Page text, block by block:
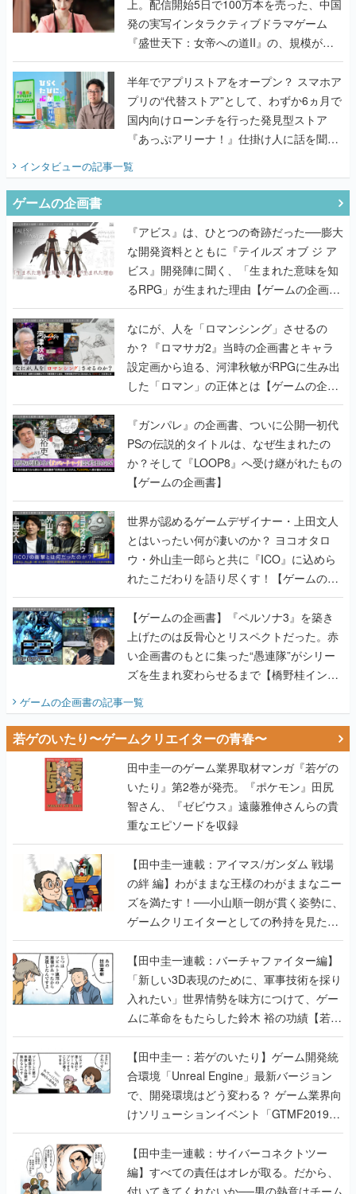
上。配信開始5日で100万本を売った、中国
発の実写インタラクティブドラマゲーム
『盛世天下：女帝への道II』の、規模が違
うこだわりをプロデューサーに聞いた
半年でアプリストアをオープン？ スマホア
プリの“代替ストア”として、わずか6ヵ月で
国内向けローンチを行った発見型ストア
『あっぷアリーナ！』仕掛け人に話を聞い
インタビューの記事一覧
ゲームの企画書
『アビス』は、ひとつの奇跡だった──膨大
な開発資料とともに『テイルズ オブ ジ ア
ビス』開発陣に聞く、「生まれた意味を知
るRPG」が生まれた理由【ゲームの企画
書】
なにが、人を「ロマンシング」させるの
か？『ロマサガ2』当時の企画書とキャラ
設定画から迫る、河津秋敏がRPGに生み出
した「ロマン」の正体とは【ゲームの企画
書】
『ガンパレ』の企画書、ついに公開━初代
PSの伝説的タイトルは、なぜ生まれたの
か？そして『LOOP8』へ受け継がれたもの
【ゲームの企画書】
世界が認めるゲームデザイナー・上田文人
とはいったい何が凄いのか？ ヨコオタロ
ウ・外山圭一郎らと共に『ICO』に込めら
れたこだわりを語り尽くす！【ゲームの企
画書】
【ゲームの企画書】『ペルソナ3』を築き
上げたのは反骨心とリスペクトだった。赤
い企画書のもとに集った“愚連隊”がシリー
ズを生まれ変わらせるまで【橋野桂インタ
ゲームの企画書の記事一覧
若ゲのいたり〜ゲームクリエイターの青春〜
田中圭一のゲーム業界取材マンガ『若ゲの
いたり』第2巻が発売。『ポケモン』田尻
智さん、『ゼビウス』遠藤雅伸さんらの貴
重なエピソードを収録
【田中圭一連載：アイマス/ガンダム 戦場
の絆 編】わがままな王様のわがままなニー
ズを満たす！──小山順一朗が貫く姿勢に、
ゲームクリエイターとしての矜持を見た
【若ゲのいたり最終回】
【田中圭一連載：バーチャファイター編】
「新しい3D表現のために、軍事技術を採り
入れたい」世界情勢を味方につけて、ゲー
ムに革命をもたらした鈴木 裕の功績【若ゲ
のいたり】
【田中圭一：若ゲのいたり】ゲーム開発統
合環境「Unreal Engine」最新バージョン
で、開発環境はどう変わる？ ゲーム業界向
けソリューションイベント「GTMF2019」
に行って、より理解を深めよう【PR】
【田中圭一連載：サイバーコネクトツー
編】すべての責任はオレが取る。だから、
付いてきてくれないか──男の熱意はチーム